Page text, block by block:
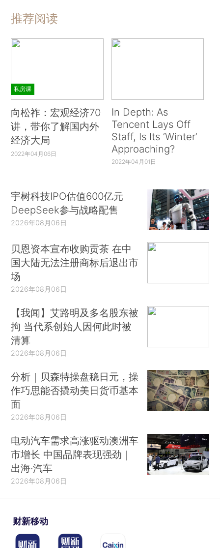
推荐阅读
私房课
向松祚：宏观经济70
讲，带你了解国内外
经济大局
2022年04月06日
In Depth: As
Tencent Lays Off
Staff, Is Its ‘Winter’
Approaching?
2022年04月01日
宇树科技IPO估值600亿元
DeepSeek参与战略配售
2026年08月06日
贝恩资本宣布收购贡茶 在中
国大陆无法注册商标后退出市
场
2026年08月06日
【我闻】艾路明及多名股东被
拘 当代系创始人因何此时被
清算
2026年08月06日
分析｜贝森特操盘稳日元，操
作巧思能否撬动美日货币基本
面
2026年08月06日
电动汽车需求高涨驱动澳洲车
市增长 中国品牌表现强劲｜
出海·汽车
2026年08月06日
财新移动